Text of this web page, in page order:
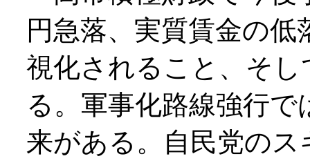
円急落、実質賃金の
視化されること、そ
る。軍事化路線強行
来がある。自民党の